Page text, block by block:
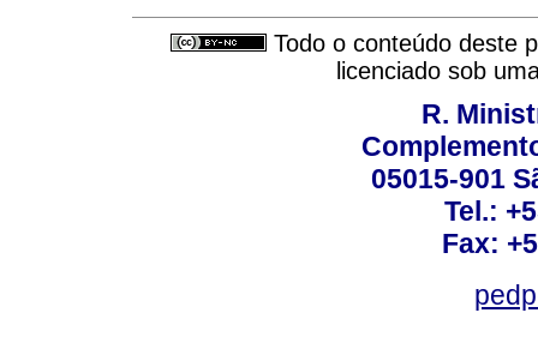
Todo o conteúdo deste
licenciado sob
R.
05015-901
Tel.:
Fax: